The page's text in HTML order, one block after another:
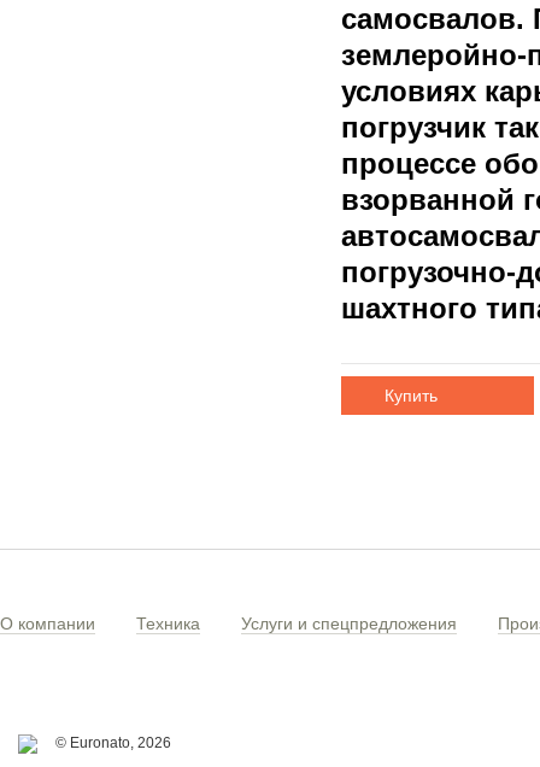
землеройно-
условиях
погрузчик
процессе
взорванной
шахтного
Купить
О компании Техника Услуги и спецпредложения
© Euronato, 2026